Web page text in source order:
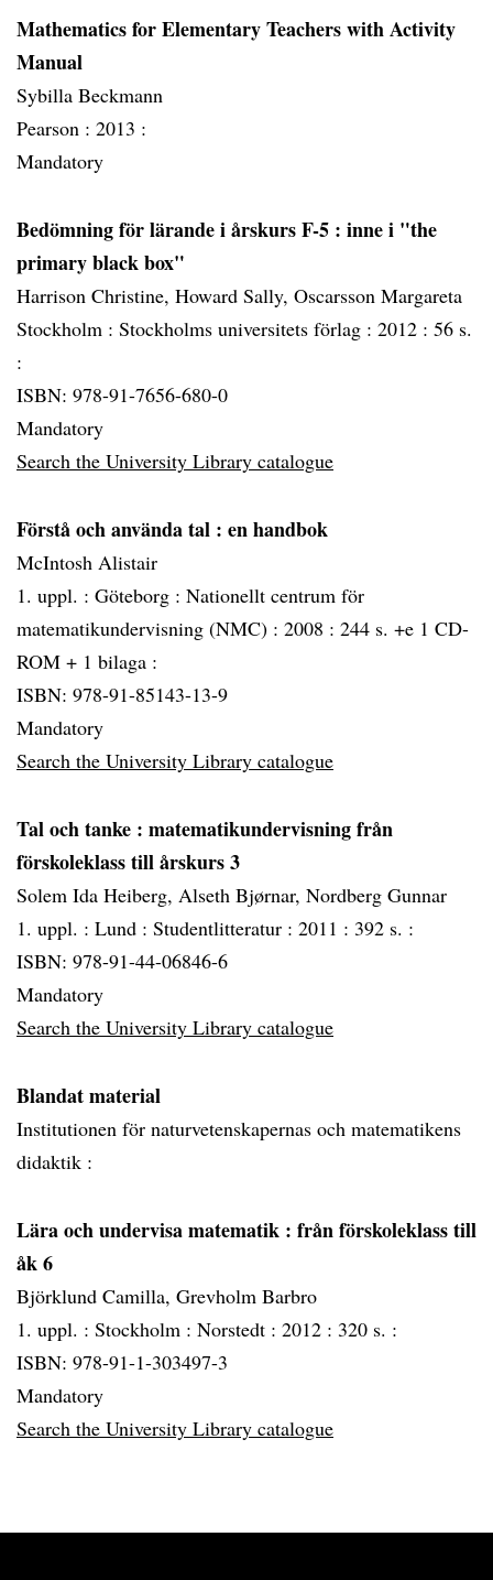
Mathematics for Elementary Teachers with Activity
Manual
Sybilla Beckmann
Pearson : 2013 :
Mandatory
Bedömning för lärande i årskurs F-5 : inne i "the
primary black box"
Harrison Christine, Howard Sally, Oscarsson Margareta
Stockholm : Stockholms universitets förlag : 2012 : 56 s.
:
ISBN: 978-91-7656-680-0
Mandatory
Search the University Library catalogue
Förstå och använda tal : en handbok
McIntosh Alistair
1. uppl. : Göteborg : Nationellt centrum för
matematikundervisning (NMC) : 2008 : 244 s. +e 1 CD-
ROM + 1 bilaga :
ISBN: 978-91-85143-13-9
Mandatory
Search the University Library catalogue
Tal och tanke : matematikundervisning från
förskoleklass till årskurs 3
Solem Ida Heiberg, Alseth Bjørnar, Nordberg Gunnar
1. uppl. : Lund : Studentlitteratur : 2011 : 392 s. :
ISBN: 978-91-44-06846-6
Mandatory
Search the University Library catalogue
Blandat material
Institutionen för naturvetenskapernas och matematikens
didaktik :
Lära och undervisa matematik : från förskoleklass till
åk 6
Björklund Camilla, Grevholm Barbro
1. uppl. : Stockholm : Norstedt : 2012 : 320 s. :
ISBN: 978-91-1-303497-3
Mandatory
Search the University Library catalogue